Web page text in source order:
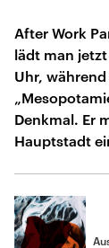
After Work
lädt man
Uhr,
Denkmal. Er
Hauptstadt